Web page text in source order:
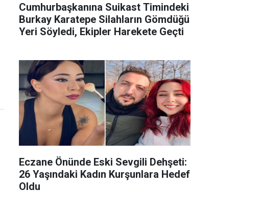
Cumhurbaşkanına Suikast Timindeki
Burkay Karatepe Silahların Gömdüğü
Yeri Söyledi, Ekipler Harekete Geçti
Eczane Önünde Eski Sevgili Dehşeti:
26 Yaşındaki Kadın Kurşunlara Hedef
Oldu